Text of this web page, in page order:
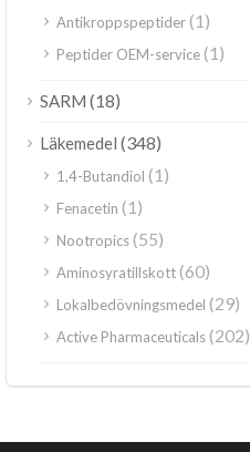
Antikroppspeptider(1)
Peptider OEM-service(1)
SARM (18)
Läkemedel (348)
1,4-Butandiol (1)
Fenacetin (1)
Nootropics(55)
Aminosyratillskott(60)
Lokalbedövningsmedel (29)
Active Pharmaceuticals(202)